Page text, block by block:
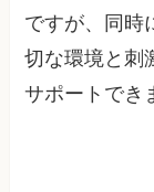
ですが、同時
切な環境と刺
サポートでき